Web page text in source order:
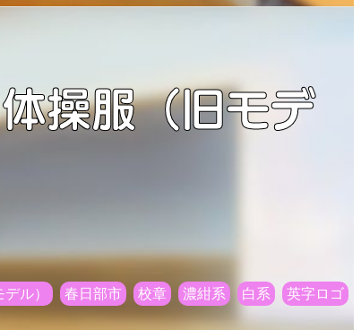
操服（旧モデ
ル） 春日部市 校章 濃紺系 白系 英字ロゴ